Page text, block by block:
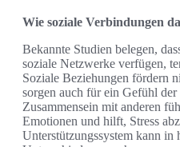
Wie soziale Verbindungen
Bekannte Studien belegen,
soziale Netzwerke verfügen,
Soziale Beziehungen fördern
sorgen auch für ein Gefühl
Zusammensein mit anderen
Emotionen und hilft, Stress
Unterstützungssystem kann in